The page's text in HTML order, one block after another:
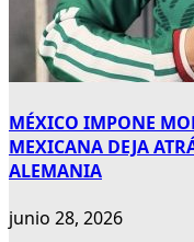
MÉXICO IMPONE
MEXICANA DEJA
ALEMANIA
junio 28, 2026